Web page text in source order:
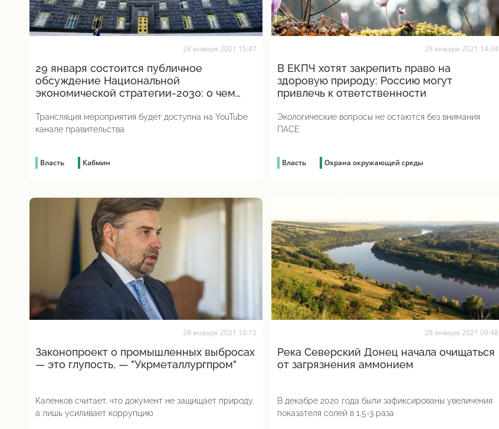
28 января 2021 15:47
29 января состоится публичное
обсуждение Национальной
экономической стратегии-2030: о чем
Трансляция мероприятия будет доступна на YouTube
канале правительства
Власть Кабмин
28 января 2021 14:34
В ЕКПЧ хотят закрепить право на
здоровую природу: Россию могут
привлечь к ответственности
Экологические вопросы не остаются без внимания
ПАСЕ
Власть Охрана окружающей среды
28 января 2021 10:15
Законопроект о промышленных выбросах
— это глупость, — "Укрметаллургпром"
Каленков считает, что документ не защищает природу,
а лишь усиливает коррупцию
28 января 2021 09:48
Река Северский Донец начала очищаться
от загрязнения аммонием
В декабре 2020 года были зафиксированы увеличения
показателя солей в 1,5-3 раза